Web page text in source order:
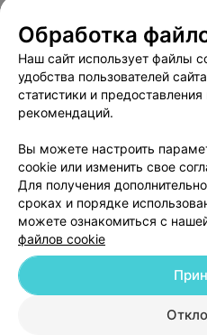
Пользовательское
Вакансии
Написать
Обработка
© 2026 ООО «Артокс Лаб», УНП
Обработка
Наш сайт использует файлы
удобства пользователей
статистики и
рекомендаций.
Вы можете настроить
cookie или изменить свое
Для получения
сроках и порядке
можете ознакомиться с
файлов cookie